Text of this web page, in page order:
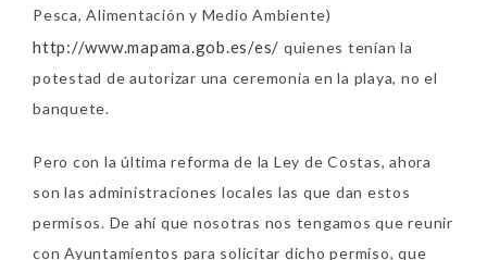
Pesca, Alimentación y Medio Ambiente)
http://www.mapama.gob.es/es/ quienes tenían la
potestad de autorizar una ceremonia en la playa, no el
banquete.
Pero con la última reforma de la Ley de Costas, ahora
son las administraciones locales las que dan estos
permisos. De ahí que nosotras nos tengamos que reunir
con Ayuntamientos para solicitar dicho permiso, que